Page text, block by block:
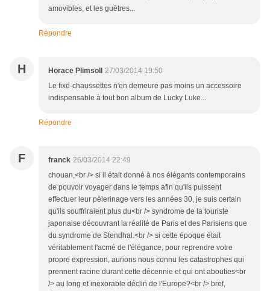
amovibles, et les guêtres...
Répondre
H Horace Plimsoll
27/03/2014 19:50
Le fixe-chaussettes n'en demeure pas moins un accessoire
indispensable à tout bon album de Lucky Luke...
Répondre
F franck 26/03/2014 22:49
chouan,<br /> si il était donné à nos élégants contemporains
de pouvoir voyager dans le temps afin qu'ils puissent
effectuer leur pèlerinage vers les années 30, je suis certain
qu'ils souffriraient plus du<br /> syndrome de la touriste
japonaise découvrant la réalité de Paris et des Parisiens que
du syndrome de Stendhal.<br /> si cette époque était
véritablement l'acmé de l'élégance, pour reprendre votre
propre expression, aurions nous connu les catastrophes qui
prennent racine durant cette décennie et qui ont abouties<br
/> au long et inexorable déclin de l'Europe?<br /> bref,